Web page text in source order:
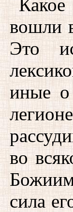
вошли
Это
иные о
во
сила